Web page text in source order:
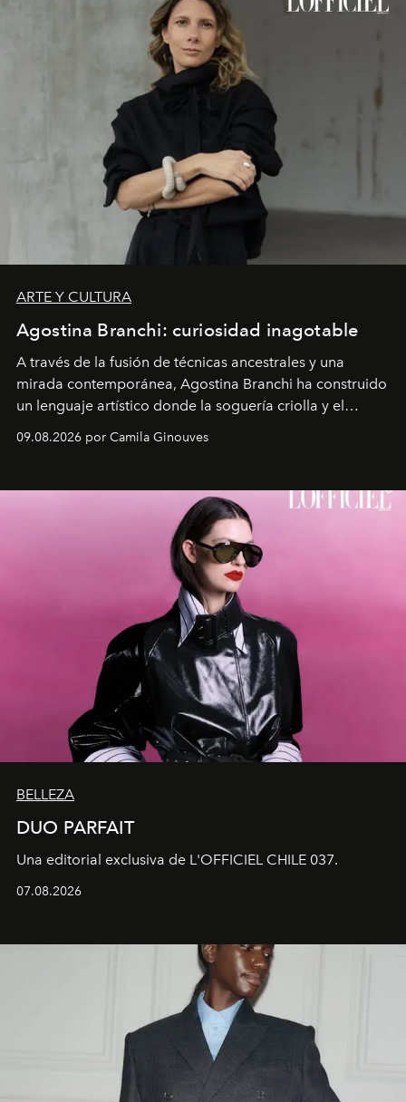
ARTE Y CULTURA
Agostina Branchi: curiosidad inagotable
A través de la fusión de técnicas ancestrales y una
mirada contemporánea, Agostina Branchi ha construido
un lenguaje artístico donde la soguería criolla y el
como fluidas. En septiembre la artista presentará una
Montecarmelo.
09.08.2026 por Camila Ginouves
BELLEZA
DUO PARFAIT
Una editorial exclusiva de L'OFFICIEL CHILE 037.
07.08.2026